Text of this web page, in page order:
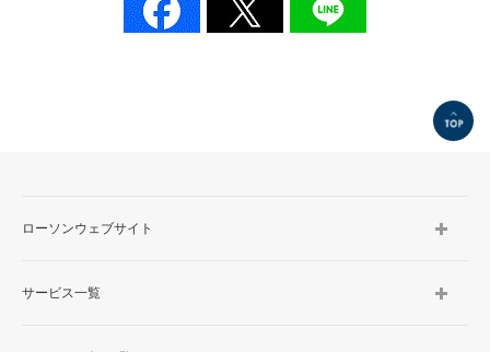
ローソンウェブサイト
サービス一覧